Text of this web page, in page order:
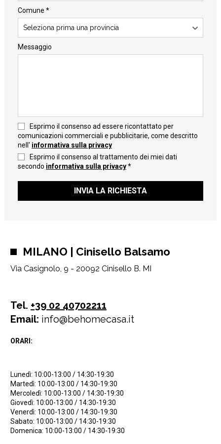
MILANO | Cinisello Balsamo
Via Casignolo, 9 - 20092 Cinisello B. MI
Tel. +39 02 40702211
Email: info@behomecasa.it
ORARI:
Lunedì: 10:00-13:00 / 14:30-19:30
Martedì: 10:00-13:00 / 14:30-19:30
Mercoledì: 10:00-13:00 / 14:30-19:30
Giovedì: 10:00-13:00 / 14:30-19:30
Venerdì: 10:00-13:00 / 14:30-19:30
Sabato: 10:00-13:00 / 14:30-19:30
Domenica: 10:00-13:00 / 14:30-19:30
Comune *
Seleziona prima una provincia
Messaggio
Esprimo il consenso ad essere ricontattato per
comunicazioni commerciali e pubblicitarie, come descritto
nell' informativa sulla privacy
Esprimo il consenso al trattamento dei miei dati
secondo informativa sulla privacy*
INVIA LA RICHIESTA